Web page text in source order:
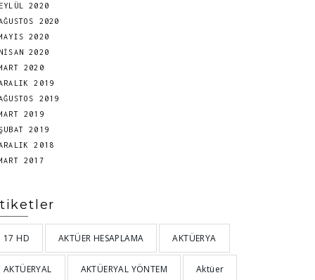
2020
2020
2020
2020
2020
2019
2019
2019
2019
2018
2017
17 HD AKTÜER HESAPLAMA AKTÜERYA
AKTÜERYAL AKTÜERYAL YÖNTEM Aktüer